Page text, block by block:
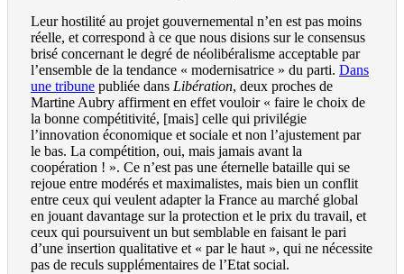
Leur hostilité au projet gouvernemental n’en est pas moins
réelle, et correspond à ce que nous disions sur le consensus
brisé concernant le degré de néolibéralisme acceptable par
l’ensemble de la tendance « modernisatrice » du parti. Dans
une tribune publiée dans Libération, deux proches de
Martine Aubry affirment en effet vouloir « faire le choix de
la bonne compétitivité, [mais] celle qui privilégie
l’innovation économique et sociale et non l’ajustement par
le bas. La compétition, oui, mais jamais avant la
coopération ! ». Ce n’est pas une éternelle bataille qui se
rejoue entre modérés et maximalistes, mais bien un conflit
entre ceux qui veulent adapter la France au marché global
en jouant davantage sur la protection et le prix du travail, et
ceux qui poursuivent un but semblable en faisant le pari
d’une insertion qualitative et « par le haut », qui ne nécessite
pas de reculs supplémentaires de l’Etat social.